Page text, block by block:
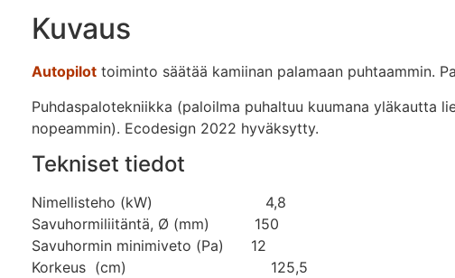
Kuvaus
Autopilot toiminto säätää kamiinan palamaan puhtaammin.
Puhdaspalotekniikka (paloilma puhaltuu kuumana yläkautta
nopeammin). Ecodesign 2022 hyväksytty.
Tekniset tiedot
Nimellisteho (kW) 4,8
Savuhormiliitäntä, Ø (mm) 150
Savuhormin minimiveto (Pa) 12
Korkeus (cm) 125,5